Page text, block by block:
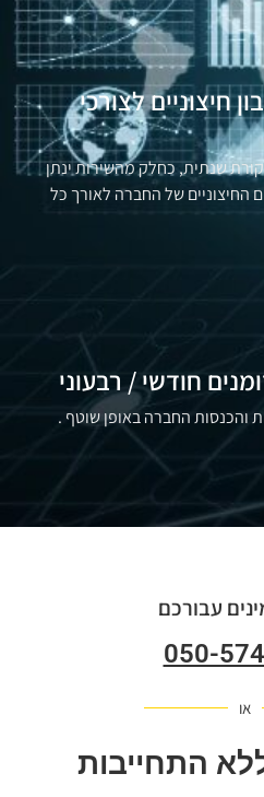
חיצוניים לצורכי
שנתית, כחלק מהשירות ינתן
החיצוניים של החברה לאורך כל
חודשי / רבעוני
והכנסות החברה באופן שוטף .
עבורכם
050-
או
התחייבות